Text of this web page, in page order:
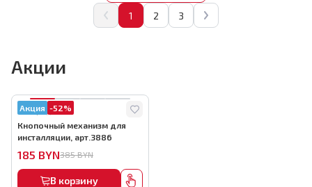
1 2 3
Акции
Средне
Акция -52%
Кнопочный механизм для
инсталляции, арт.3886
185 BYN385 BYN
В корзину